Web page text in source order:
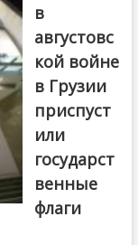
в
августовс
кой войне
в Грузии
приспуст
или
государст
венные
флаги